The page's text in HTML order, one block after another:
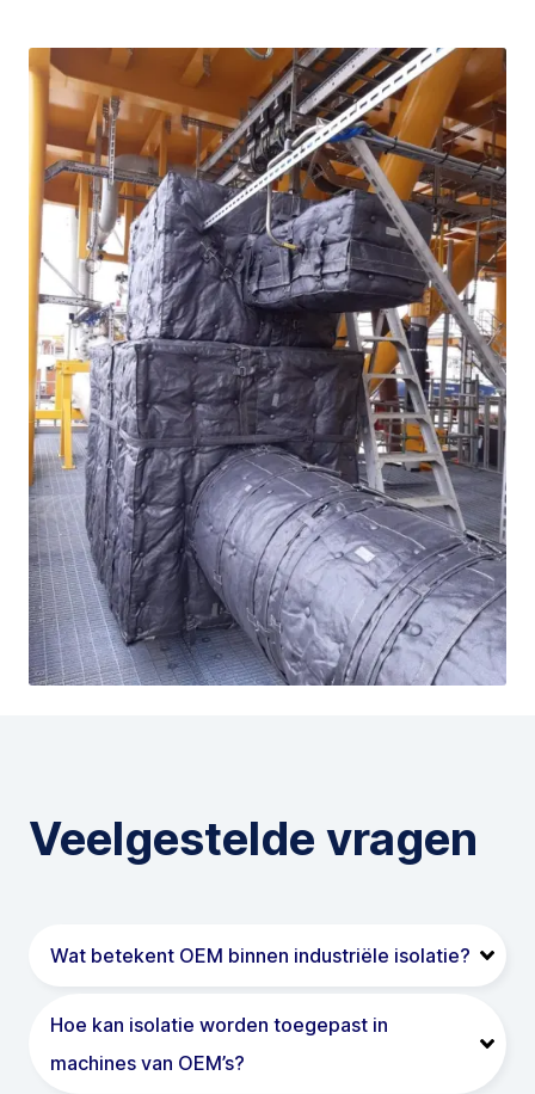
Veelgestelde vragen
Wat betekent OEM binnen industriële isolatie?
Hoe kan isolatie worden toegepast in
machines van OEM’s?